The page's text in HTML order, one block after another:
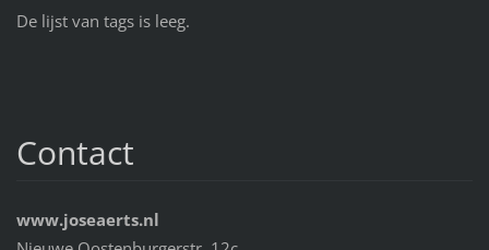
De lijst van tags is leeg.
Contact
www.joseaerts.nl